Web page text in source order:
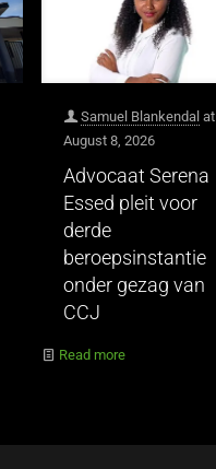
Samuel Blankendal at
August 8, 2026
Advocaat Serena
Essed pleit voor
derde
beroepsinstantie
onder gezag van
CCJ
Read more